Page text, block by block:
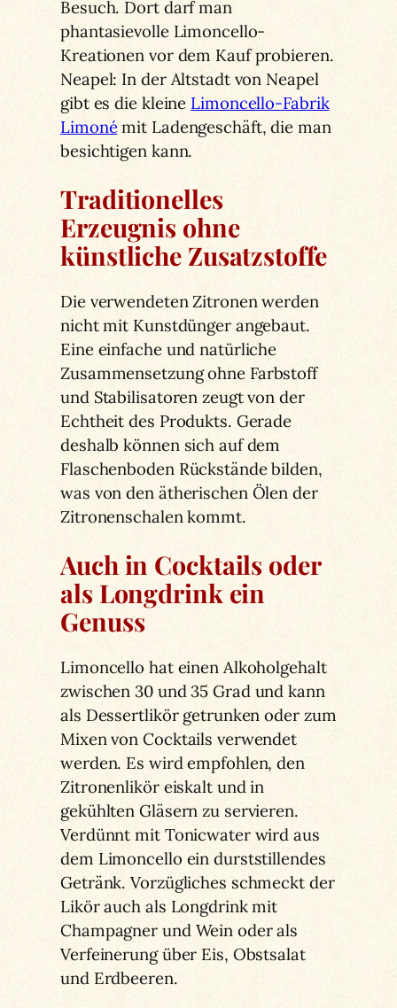
Besuch. Dort darf man
phantasievolle Limoncello-
Kreationen vor dem Kauf probieren.
Neapel: In der Altstadt von Neapel
gibt es die kleine Limoncello-Fabrik
Limonémit Ladengeschäft, die man
besichtigen kann.
Traditionelles
Erzeugnis ohne
künstliche Zusatzstoffe
Die verwendeten Zitronen werden
nicht mit Kunstdünger angebaut.
Eine einfache und natürliche
Zusammensetzung ohne Farbstoff
und Stabilisatoren zeugt von der
Echtheit des Produkts. Gerade
deshalb können sich auf dem
Flaschenboden Rückstände bilden,
was von den ätherischen Ölen der
Zitronenschalen kommt.
Auch in Cocktails oder
als Longdrink ein
Genuss
Limoncello hat einen Alkoholgehalt
zwischen 30 und 35 Grad und kann
als Dessertlikör getrunken oder zum
Mixen von Cocktails verwendet
werden. Es wird empfohlen, den
Zitronenlikör eiskalt und in
gekühlten Gläsern zu servieren.
Verdünnt mit Tonicwater wird aus
dem Limoncello ein durststillendes
Getränk. Vorzügliches schmeckt der
Likör auch als Longdrink mit
Champagner und Wein oder als
Verfeinerung über Eis, Obstsalat
und Erdbeeren.